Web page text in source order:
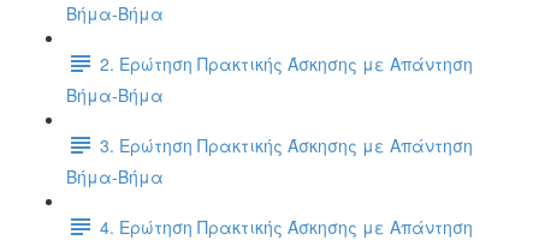
Βήμα-Βήμα
2. Ερώτηση Πρακτικής Άσκησης με Απάντηση
Βήμα-Βήμα
3. Ερώτηση Πρακτικής Άσκησης με Απάντηση
Βήμα-Βήμα
4. Ερώτηση Πρακτικής Άσκησης με Απάντηση